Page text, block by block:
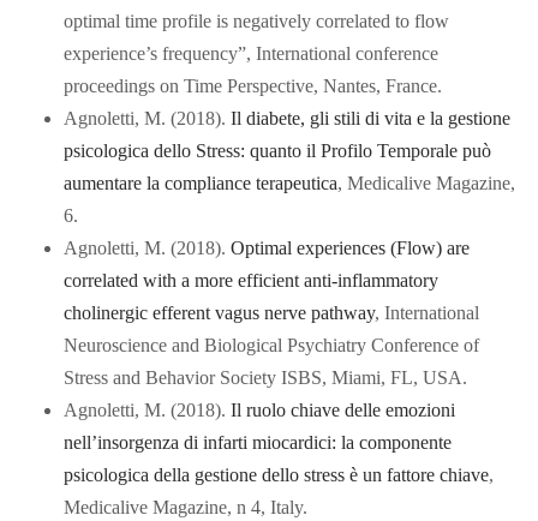
optimal time profile is negatively correlated to flow
experience’s frequency”, International conference
proceedings on Time Perspective, Nantes, France.
Agnoletti, M. (2018).Il diabete, gli stili di vita e la gestione
psicologica dello Stress: quanto il Profilo Temporale può
aumentare la compliance terapeutica, Medicalive Magazine,
6.
Agnoletti, M. (2018).Optimal experiences (Flow) are
correlated with a more efficient anti-inflammatory
cholinergic efferent vagus nerve pathway, International
Neuroscience and Biological Psychiatry Conference of
Stress and Behavior Society ISBS, Miami, FL, USA.
Agnoletti, M. (2018).Il ruolo chiave delle emozioni
nellʼinsorgenza di infarti miocardici: la componente
psicologica della gestione dello stress è un fattore chiave,
Medicalive Magazine, n 4, Italy.